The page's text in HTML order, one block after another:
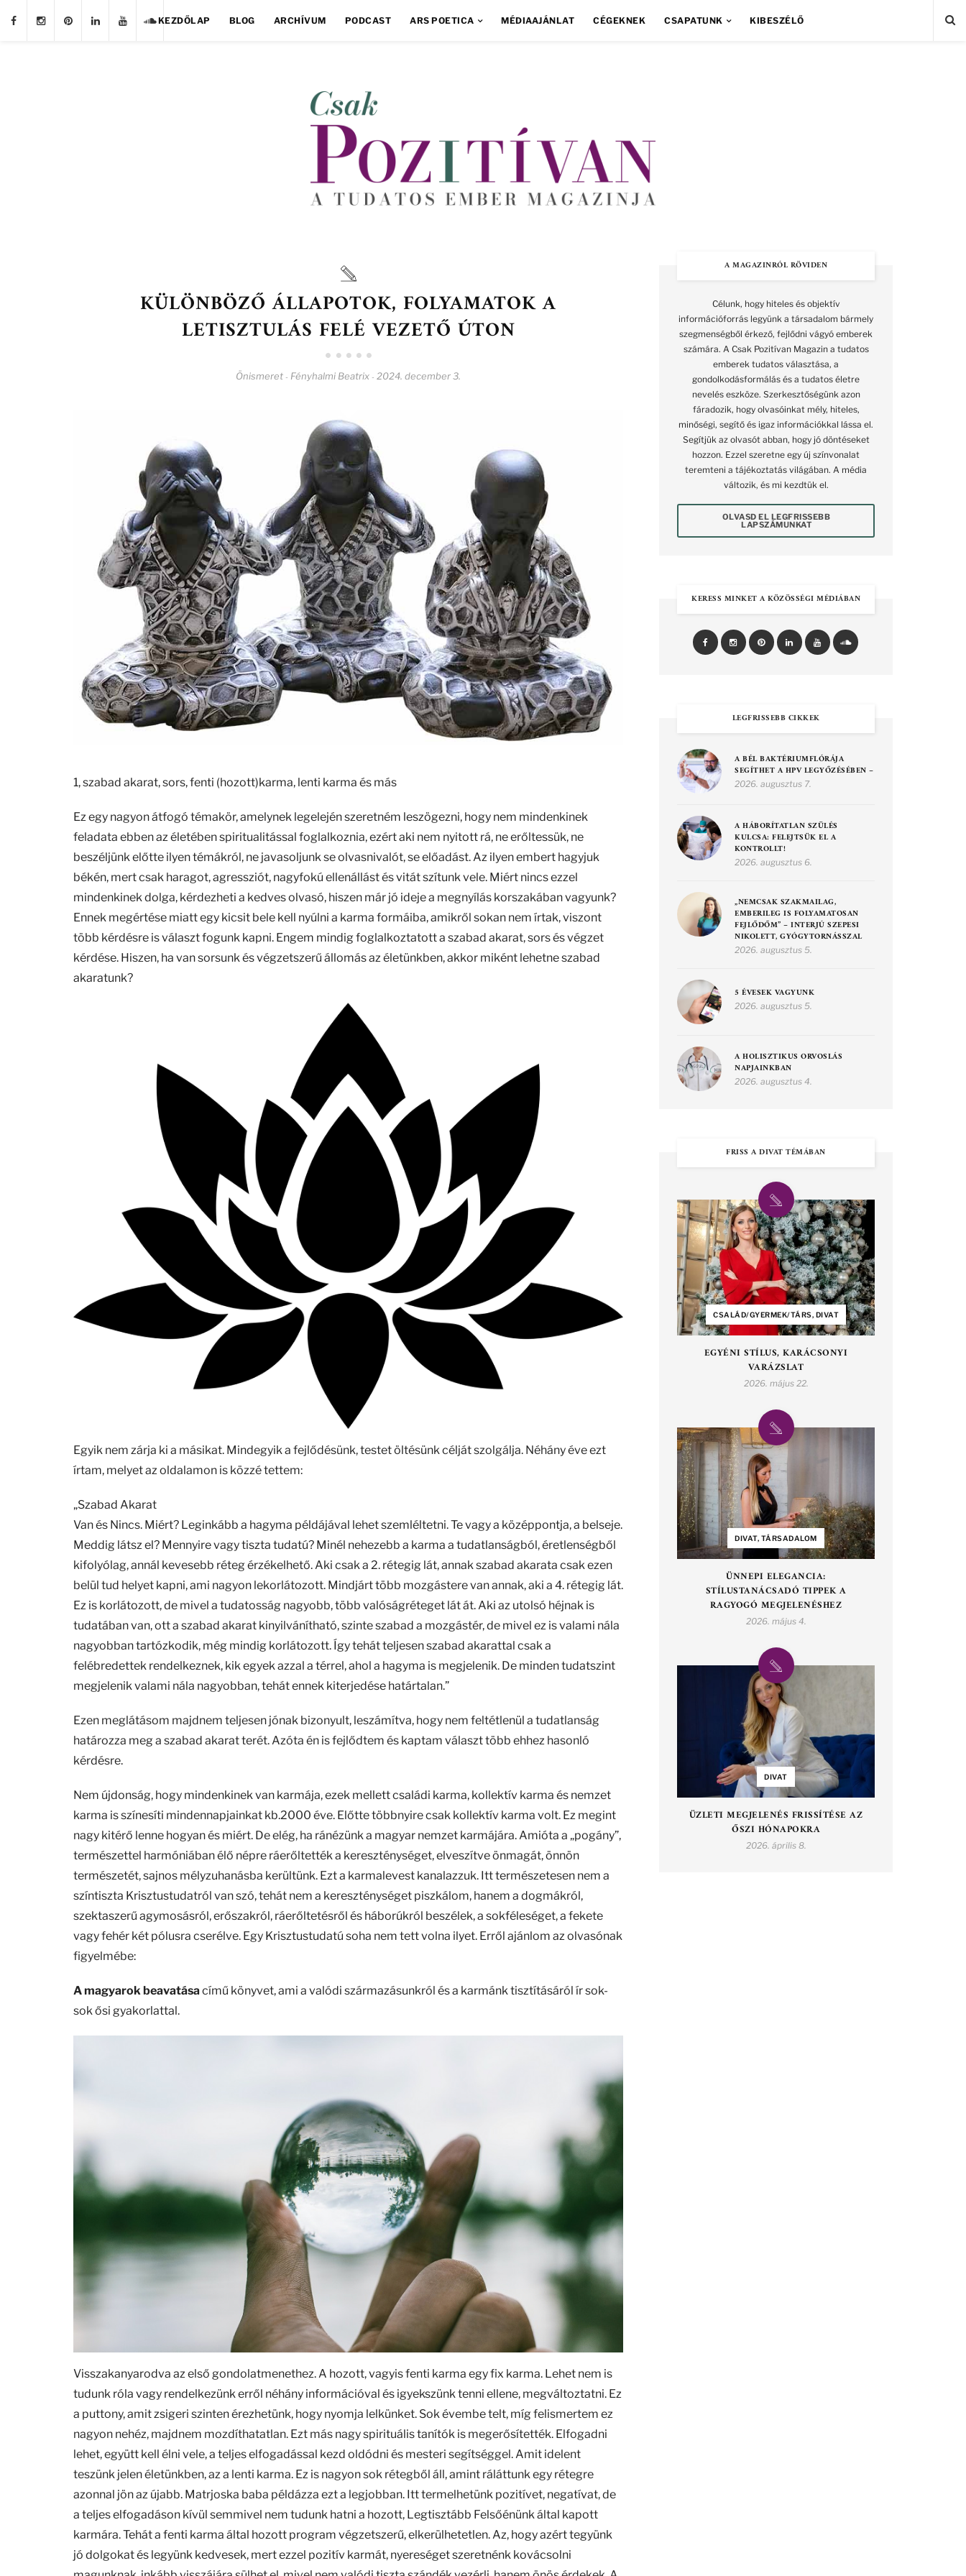
KEZDŐLAP BLOG ARCHÍVUM PODCAST ARS POETICA MÉDIAAJÁNLAT CÉGEKNEK CSAPATUNK KIBESZÉLŐ
KÜLÖNBÖZŐ ÁLLAPOTOK, FOLYAMATOK A
LETISZTULÁS FELÉ VEZETŐ ÚTON
Önismeret - Fényhalmi Beatrix - 2024. december 3.
1, szabad akarat, sors, fenti (hozott)karma, lenti karma és más
Ez egy nagyon átfogó témakör, amelynek legelején szeretném leszögezni, hogy nem mindenkinek
feladata ebben az életében spiritualitással foglalkoznia, ezért aki nem nyitott rá, ne erőltessük, ne
beszéljünk előtte ilyen témákról, ne javasoljunk se olvasnivalót, se előadást. Az ilyen embert hagyjuk
békén, mert csak haragot, agressziót, nagyfokú ellenállást és vitát szítunk vele. Miért nincs ezzel
mindenkinek dolga, kérdezheti a kedves olvasó, hiszen már jó ideje a megnyílás korszakában vagyunk?
Ennek megértése miatt egy kicsit bele kell nyúlni a karma formáiba, amikről sokan nem írtak, viszont
több kérdésre is választ fogunk kapni. Engem mindig foglalkoztatott a szabad akarat, sors és végzet
kérdése. Hiszen, ha van sorsunk és végzetszerű állomás az életünkben, akkor miként lehetne szabad
akaratunk?
Egyik nem zárja ki a másikat. Mindegyik a fejlődésünk, testet öltésünk célját szolgálja. Néhány éve ezt
írtam, melyet az oldalamon is közzé tettem:
„Szabad Akarat
Van és Nincs. Miért? Leginkább a hagyma példájával lehet szemléltetni. Te vagy a középpontja, a belseje.
Meddig látsz el? Mennyire vagy tiszta tudatú? Minél nehezebb a karma a tudatlanságból, éretlenségből
kifolyólag, annál kevesebb réteg érzékelhető. Aki csak a 2. rétegig lát, annak szabad akarata csak ezen
belül tud helyet kapni, ami nagyon lekorlátozott. Mindjárt több mozgástere van annak, aki a 4. rétegig lát.
Ez is korlátozott, de mivel a tudatosság nagyobb, több valóságréteget lát át. Aki az utolsó héjnak is
tudatában van, ott a szabad akarat kinyilvánítható, szinte szabad a mozgástér, de mivel ez is valami nála
nagyobban tartózkodik, még mindig korlátozott. Így tehát teljesen szabad akarattal csak a
felébredettek rendelkeznek, kik egyek azzal a térrel, ahol a hagyma is megjelenik. De minden tudatszint
megjelenik valami nála nagyobban, tehát ennek kiterjedése határtalan.”
Ezen meglátásom majdnem teljesen jónak bizonyult, leszámítva, hogy nem feltétlenül a tudatlanság
határozza meg a szabad akarat terét. Azóta én is fejlődtem és kaptam választ több ehhez hasonló
kérdésre.
Nem újdonság, hogy mindenkinek van karmája, ezek mellett családi karma, kollektív karma és nemzet
karma is színesíti mindennapjainkat kb.2000 éve. Előtte többnyire csak kollektív karma volt. Ez megint
nagy kitérő lenne hogyan és miért. De elég, ha ránézünk a magyar nemzet karmájára. Amióta a „pogány”,
természettel harmóniában élő népre ráerőltették a kereszténységet, elveszítve önmagát, önnön
természetét, sajnos mélyzuhanásba kerültünk. Ezt a karmalevest kanalazzuk. Itt természetesen nem a
színtiszta Krisztustudatról van szó, tehát nem a kereszténységet piszkálom, hanem a dogmákról,
szektaszerű agymosásról, erőszakról, ráerőltetésről és háborúkról beszélek, a sokféleséget, a fekete
vagy fehér két pólusra cserélve. Egy Krisztustudatú soha nem tett volna ilyet. Erről ajánlom az olvasónak
figyelmébe:
A magyarok beavatásacímű könyvet, ami a valódi származásunkról és a karmánk tisztításáról ír sok-
sok ősi gyakorlattal.
Visszakanyarodva az első gondolatmenethez. A hozott, vagyis fenti karma egy fix karma. Lehet nem is
tudunk róla vagy rendelkezünk erről néhány információval és igyekszünk tenni ellene, megváltoztatni. Ez
a puttony, amit zsigeri szinten érezhetünk, hogy nyomja lelkünket. Sok évembe telt, míg felismertem ez
nagyon nehéz, majdnem mozdíthatatlan. Ezt más nagy spirituális tanítók is megerősítették. Elfogadni
lehet, együtt kell élni vele, a teljes elfogadással kezd oldódni és mesteri segítséggel. Amit idelent
teszünk jelen életünkben, az a lenti karma. Ez is nagyon sok rétegből áll, amint ráláttunk egy rétegre
azonnal jön az újabb. Matrjoska baba példázza ezt a legjobban. Itt termelhetünk pozitívet, negatívat, de
a teljes elfogadáson kívül semmivel nem tudunk hatni a hozott, Legtisztább Felsőénünk által kapott
karmára. Tehát a fenti karma által hozott program végzetszerű, elkerülhetetlen. Az, hogy azért tegyünk
jó dolgokat és legyünk kedvesek, mert ezzel pozitív karmát, nyereséget szeretnénk kovácsolni
A MAGAZINRÓL RÖVIDEN
Célunk, hogy hiteles és objektív
információforrás legyünk a társadalom bármely
szegmenségből érkező, fejlődni vágyó emberek
számára. A Csak Pozitívan Magazin a tudatos
emberek tudatos választása, a
gondolkodásformálás és a tudatos életre
nevelés eszköze. Szerkesztőségünk azon
fáradozik, hogy olvasóinkat mély, hiteles,
minőségi, segítő és igaz információkkal lássa el.
Segítjük az olvasót abban, hogy jó döntéseket
hozzon. Ezzel szeretne egy új színvonalat
teremteni a tájékoztatás világában. A média
változik, és mi kezdtük el.
OLVASD EL LEGFRISSEBB
LAPSZÁMUNKAT
KERESS MINKET A KÖZÖSSÉGI MÉDIÁBAN
LEGFRISSEBB CIKKEK
A BÉL BAKTÉRIUMFLÓRÁJA
SEGÍTHET A HPV LEGYŐZÉSÉBEN –
2026. augusztus 7.
A HÁBORÍTATLAN SZÜLÉS
KULCSA: FELEJTSÜK EL A
KONTROLLT!
2026. augusztus 6.
„NEMCSAK SZAKMAILAG,
EMBERILEG IS FOLYAMATOSAN
FEJLŐDŐM” – INTERJÚ SZEPESI
NIKOLETT, GYÓGYTORNÁSSZAL
2026. augusztus 5.
5 ÉVESEK VAGYUNK
2026. augusztus 5.
A HOLISZTIKUS ORVOSLÁS
NAPJAINKBAN
2026. augusztus 4.
FRISS A DIVAT TÉMÁBAN
CSALÁD/GYERMEK/TÁRS, DIVAT
EGYÉNI STÍLUS, KARÁCSONYI
VARÁZSLAT
2026. május 22.
DIVAT, TÁRSADALOM
ÜNNEPI ELEGANCIA:
STÍLUSTANÁCSADÓ TIPPEK A
RAGYOGÓ MEGJELENÉSHEZ
2026. május 4.
DIVAT
ÜZLETI MEGJELENÉS FRISSÍTÉSE AZ
ŐSZI HÓNAPOKRA
2026. április 8.